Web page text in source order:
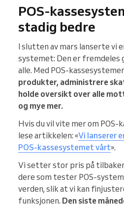
POS-
stadig bedre
I slutten av mars lanserte vi
systemet: Den er
alle. Med POS-
produkter, administrere
holde oversikt over alle
og mye mer.
Hvis du vil vite mer om POS-
lese artikkelen: «Vi lanserer
POS-kassesystemet vårt».
Vi setter stor pris på
dere som tester POS-
verden, slik at vi kan
funksjonen. Den siste